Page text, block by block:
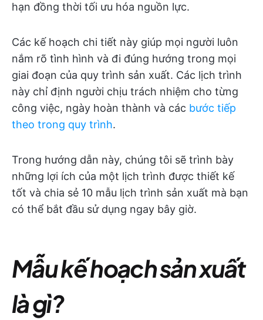
hạn đồng thời tối ưu hóa nguồn lực.
Các kế hoạch chi tiết này giúp mọi người luôn
nắm rõ tình hình và đi đúng hướng trong mọi
giai đoạn của quy trình sản xuất. Các lịch trình
này chỉ định người chịu trách nhiệm cho từng
công việc, ngày hoàn thành và các bước tiếp
theo trong quy trình.
Trong hướng dẫn này, chúng tôi sẽ trình bày
những lợi ích của một lịch trình được thiết kế
tốt và chia sẻ 10 mẫu lịch trình sản xuất mà bạn
có thể bắt đầu sử dụng ngay bây giờ.
Mẫu kế hoạch sản xuất
là gì?